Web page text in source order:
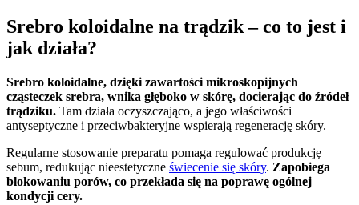
Srebro koloidalne na trądzik – co to jest i
jak działa?
Srebro koloidalne, dzięki zawartości mikroskopijnych
cząsteczek srebra, wnika głęboko w skórę, docierając do źródeł
trądziku. Tam działa oczyszczająco, a jego właściwości
antyseptyczne i przeciwbakteryjne wspierają regenerację skóry.
Regularne stosowanie preparatu pomaga regulować produkcję
sebum, redukując nieestetyczne świecenie się skóry. Zapobiega
blokowaniu porów, co przekłada się na poprawę ogólnej
kondycji cery.